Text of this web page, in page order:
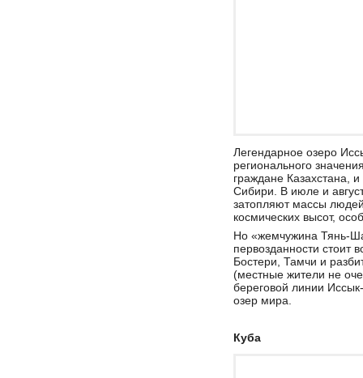
Легендарное озеро
регионального
граждане Казахстана,
Сибири. В июле и
затопляют массы
космических высот,
Но «жемчужина Тянь-
первозданности стоит
Бостери, Тамчи и
(местные жители не
береговой линии
озер мира.
Куба